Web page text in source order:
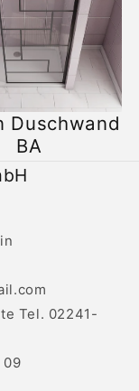
Duschwand
BA
Tel. 02241-
09